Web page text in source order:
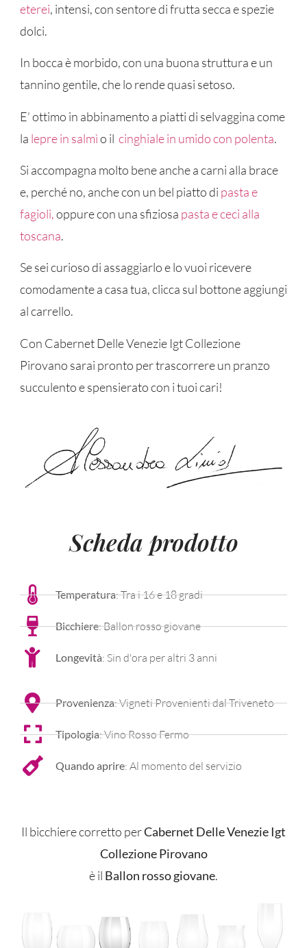
eterei, intensi, con sentore di frutta secca e spezie
dolci.
In bocca è morbido, con una buona struttura e un
tannino gentile, che lo rende quasi setoso.
E’ ottimo in abbinamento a piatti di selvaggina come
la lepre in salmìo il cinghiale in umido con polenta.
Si accompagna molto bene anche a carni alla brace
e, perché no, anche con un bel piatto di pasta e
fagioli,oppure con una sfiziosa pasta e ceci alla
toscana.
Se sei curioso di assaggiarlo e lo vuoi ricevere
comodamente a casa tua, clicca sul bottone aggiungi
al carrello.
Con Cabernet Delle Venezie Igt Collezione
Pirovano sarai pronto per trascorrere un pranzo
succulento e spensierato con i tuoi cari!
Scheda prodotto
Temperatura: Tra i 16 e 18 gradi
Bicchiere: Ballon rosso giovane
Longevità: Sin d'ora per altri 3 anni
Provenienza: Vigneti Provenienti dal Triveneto
Tipologia: Vino Rosso Fermo
Quando aprire: Al momento del servizio
Il bicchiere corretto perCabernet Delle Venezie Igt
Collezione Pirovano
è il Ballon rosso giovane.